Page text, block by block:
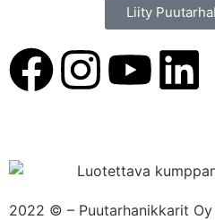
Liity
2022 © – Puutarhanikkarit Oy